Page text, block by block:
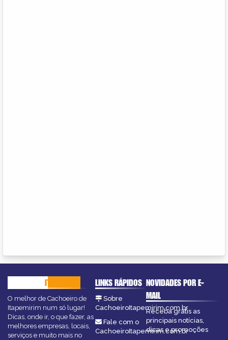
ITAPEMIRIM
O melhor de Cachoeiro de
Itapemirim num só lugar!
Dicas, onde ir, o que fazer, as
melhores empresas, locais,
serviços e muito mais no
LINKS RÁPIDOS
Sobre
CachoeiroItapemirim.com.br
Fale com o
CachoeiroItapemirim.com.br
NOVIDADES POR E-
MAIL
Receba grátis as
principais notícias,
dicas e promoções